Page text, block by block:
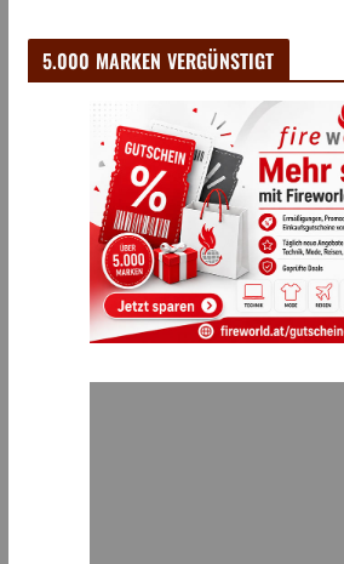
5.000 MARKEN VERGÜNSTIGT